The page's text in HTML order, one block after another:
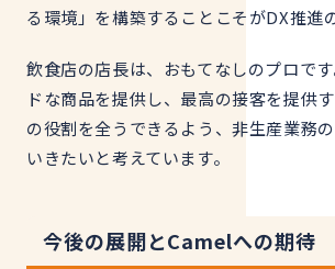
る環境」を構築することこそがDX推進
飲食店の店長は、おもてなしのプロで
ドな商品を提供し、最高の接客を提供
の役割を全うできるよう、非生産業務
いきたいと考えています。
今後の展開とCamelへの期待